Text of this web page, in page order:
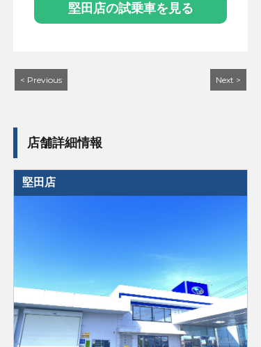
堅田店の試乗車を見る
< Previous Next >
店舗詳細情報
堅田店